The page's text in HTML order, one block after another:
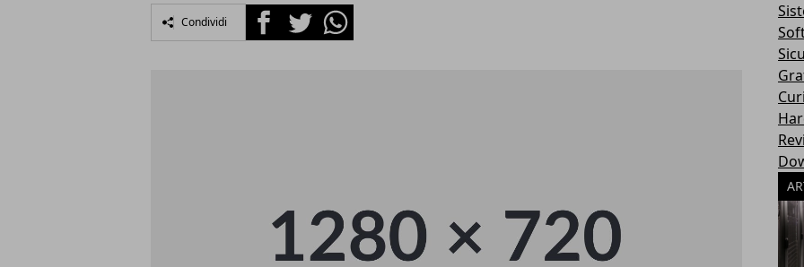
Condividi FacebookTwitterWhatsapp